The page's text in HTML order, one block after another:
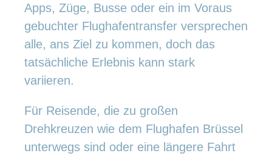
Apps, Züge, Busse oder ein im Voraus
gebuchter Flughafentransfer versprechen
alle, ans Ziel zu kommen, doch das
tatsächliche Erlebnis kann stark
variieren.
Für Reisende, die zu großen
Drehkreuzen wie dem Flughafen Brüssel
unterwegs sind oder eine längere Fahrt